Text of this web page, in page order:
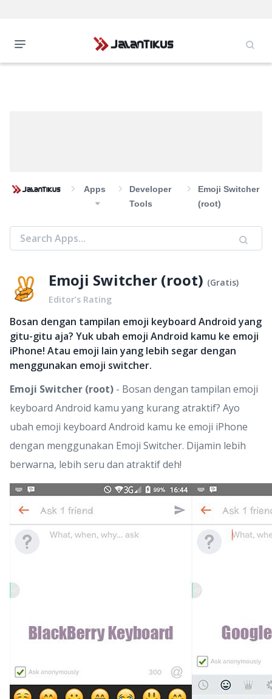
Apps
Developer
Tools
Emoji Switcher
(root)
Emoji Switcher (root) (Gratis)
Editor’s Rating
Bosan dengan tampilan emoji keyboard Android yang
gitu-gitu aja? Yuk ubah emoji Android kamu ke emoji
iPhone! Atau emoji lain yang lebih segar dengan
menggunakan emoji switcher.
Emoji Switcher (root) - Bosan dengan tampilan emoji
keyboard Android kamu yang kurang atraktif? Ayo
ubah emoji keyboard Android kamu ke emoji iPhone
dengan menggunakan Emoji Switcher. Dijamin lebih
berwarna, lebih seru dan atraktif deh!